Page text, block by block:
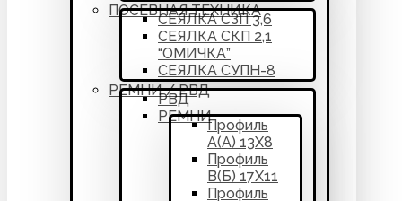
ПОСЕВНАЯ ТЕХНИКА
СЕЯЛКА СЗП 3,6
СЕЯЛКА СКП 2,1
“ОМИЧКА”
СЕЯЛКА СУПН-8
РЕМНИ / РВД
РВД
РЕМНИ
Профиль
А(А) 13Х8
Профиль
В(Б) 17Х11
Профиль